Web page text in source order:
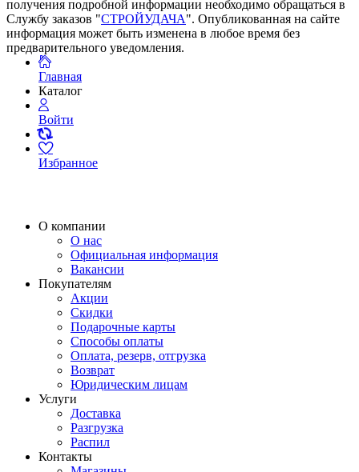
получения подробной информации необходимо обращаться в
Службу заказов "СТРОЙУДАЧА". Опубликованная на сайте
информация может быть изменена в любое время без
предварительного уведомления.
Главная
Каталог
Войти
Избранное
О компании
О нас
Официальная информация
Вакансии
Покупателям
Акции
Скидки
Подарочные карты
Способы оплаты
Оплата, резерв, отгрузка
Возврат
Юридическим лицам
Услуги
Доставка
Разгрузка
Распил
Контакты